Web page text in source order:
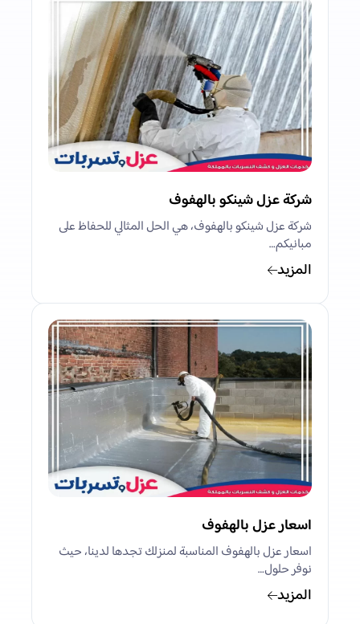
شركة عزل شينكو بالهفوف
شركة عزل شينكو بالهفوف، هي الحل المثالي للحفاظ على
مبانيكم…
المزيد
اسعار عزل بالهفوف
اسعار عزل بالهفوف المناسبة لمنزلك تجدها لدينا، حيث
نوفر حلول…
المزيد